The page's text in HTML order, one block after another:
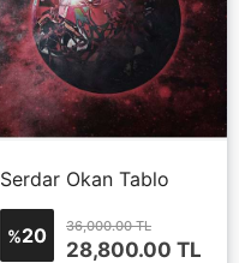
Serdar Okan Tablo
%20 36,000.00 TL
28,800.00 TL